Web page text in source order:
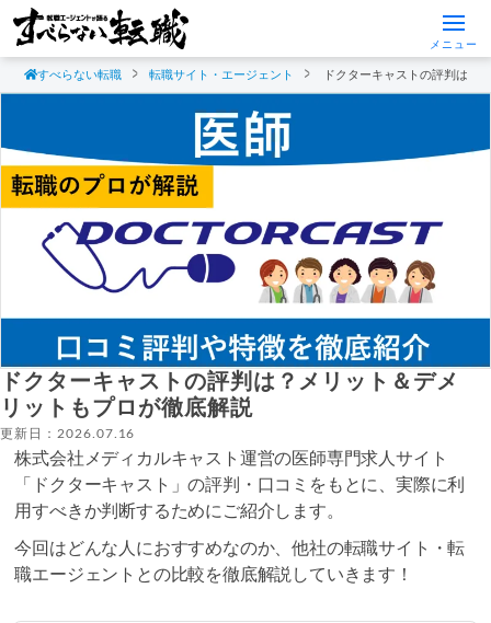
メニュー
すべらない転職 転職サイト・エージェント ドクターキャストの評判は？
ドクターキャストの評判は？メリット＆デメ
リットもプロが徹底解説
更新日：2026.07.16
株式会社メディカルキャスト運営の医師専門求人サイト
「ドクターキャスト」の評判・口コミをもとに、実際に利
用すべきか判断するためにご紹介します。
今回はどんな人におすすめなのか、他社の転職サイト・転
職エージェントとの比較を徹底解説していきます！